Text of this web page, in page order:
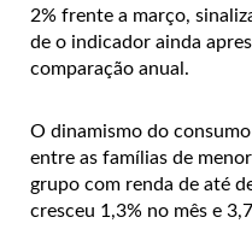
2% frente a março,
de o indicador ainda
comparação anual.
O dinamismo do
entre as famílias de
grupo com renda de até
cresceu 1,3% no mês e